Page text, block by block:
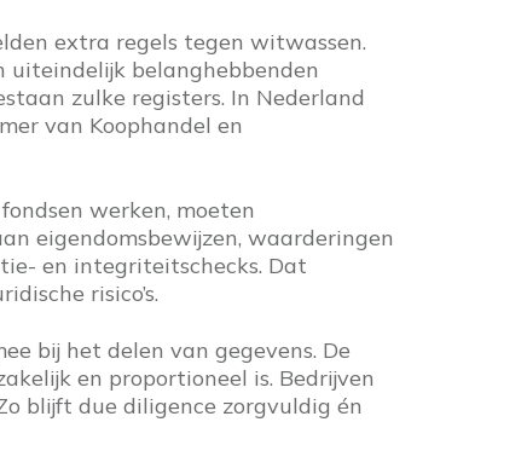
extra regels tegen witwassen.
uiteindelijk belanghebbenden
zulke registers. In Nederland
van Koophandel en
werken, moeten
eigendomsbewijzen, waarderingen
en integriteitschecks. Dat
risico’s.
bij het delen van gegevens. De
en proportioneel is. Bedrijven
blijft due diligence zorgvuldig én